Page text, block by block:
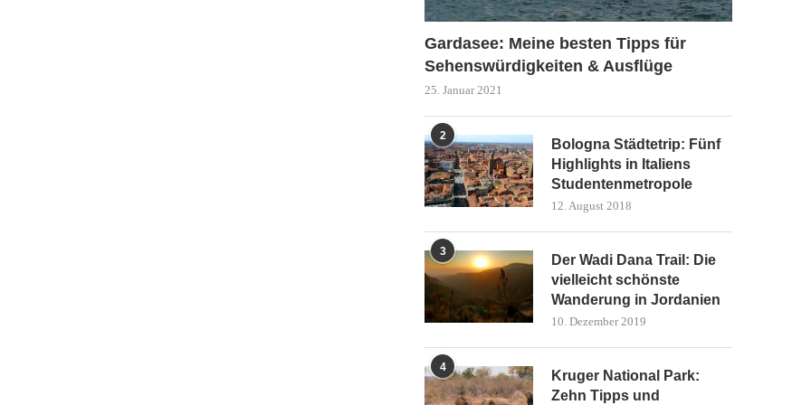
Gardasee: Meine besten Tipps für
Sehenswürdigkeiten & Ausflüge
25. Januar 2021
2
Bologna Städtetrip: Fünf
Highlights in Italiens
Studentenmetropole
12. August 2018
3
Der Wadi Dana Trail: Die
vielleicht schönste
Wanderung in Jordanien
10. Dezember 2019
4
Kruger National Park:
Zehn Tipps und